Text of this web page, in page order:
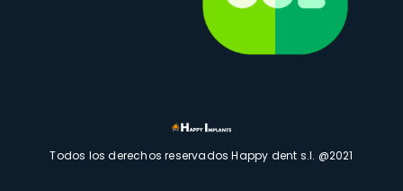
Todos los derechos reservados Happy dent s.l. @2021